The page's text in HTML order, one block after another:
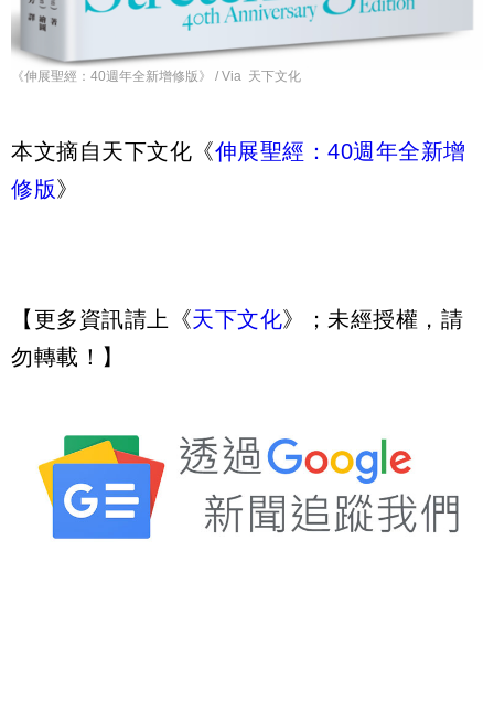
《伸展聖經：40週年全新增修版》 / Via 天下文化
本文摘自天下文化《伸展聖經：40週年全新增
修版》
【更多資訊請上《天下文化》；未經授權，請
勿轉載！】